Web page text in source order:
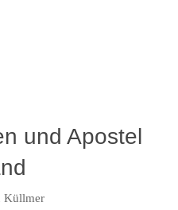
und Apostel
Küllmer